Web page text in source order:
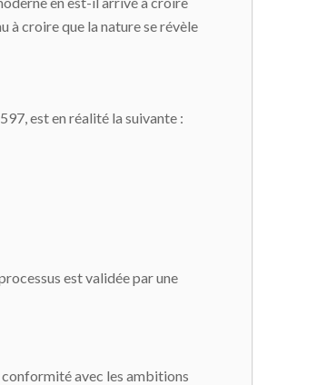
à croire que la nature se révèle
est en réalité la suivante :
est validée par une
conformité avec les ambitions